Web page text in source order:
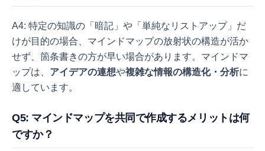
A4: 特定の知識の「暗記」や「単純なリストアップ」だ
けが目的の場合、マインドマップの放射状の構造が活か
せず、箇条書きの方が早い場合があります。マインドマ
ップは、 アイデアの連想や複雑な情報の構造化・分析に
適しています。
Q5: マインドマップを共同で作成するメリットは何
ですか？